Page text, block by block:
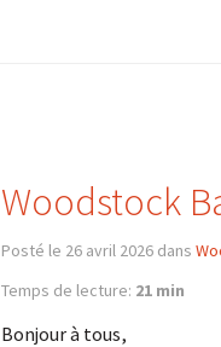
Woodstock
Posté le 26 avril 2026 dans
Temps de lecture: 21 min
Bonjour à tous,